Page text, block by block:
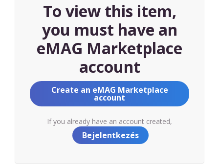
To view this item,
you must have an
eMAG Marketplace
account
Create an eMAG Marketplace
account
If you already have an account created,
Bejelentkezés